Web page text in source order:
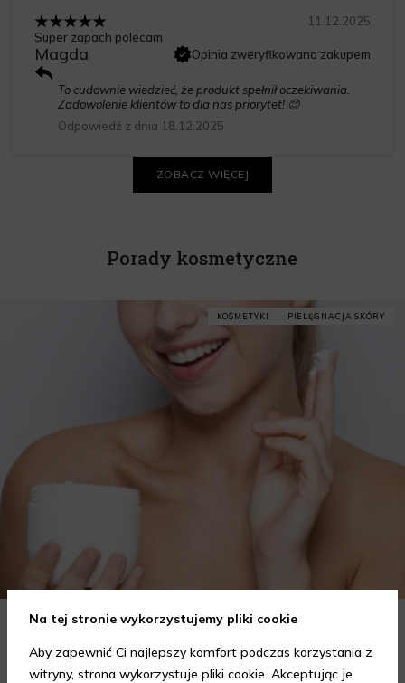
11.12.2025
Super zapach polecam
Magda Opinia zweryfikowana zakupem
To cudownie wiedzieć, że produkt spełnił oczekiwania.
Zadowolenie klientów to dla nas priorytet! 😊
Odpowiedź z dnia 18.12.2025
ZOBACZ WIĘCEJ
Porady kosmetyczne
KOSMETYKI PIELĘGNACJA SKÓRY
Jak wybrać krem do twarzy w zależności od potrzeb?
Poradnik
Na tej stronie wykorzystujemy pliki cookie
Aby zapewnić Ci najlepszy komfort podczas korzystania z
witryny, strona wykorzystuje pliki cookie. Akceptując je